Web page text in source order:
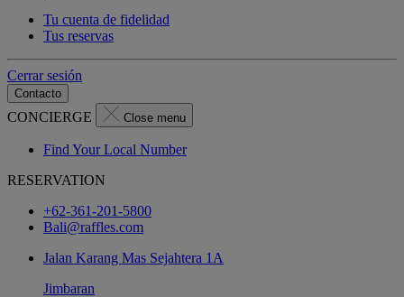
Tu cuenta de fidelidad
Tus reservas
Cerrar sesión
Contacto
CONCIERGE Close menu
Find Your Local Number
RESERVATION
+62-361-201-5800
Bali@raffles.com
Jalan Karang Mas Sejahtera 1A
Jimbaran